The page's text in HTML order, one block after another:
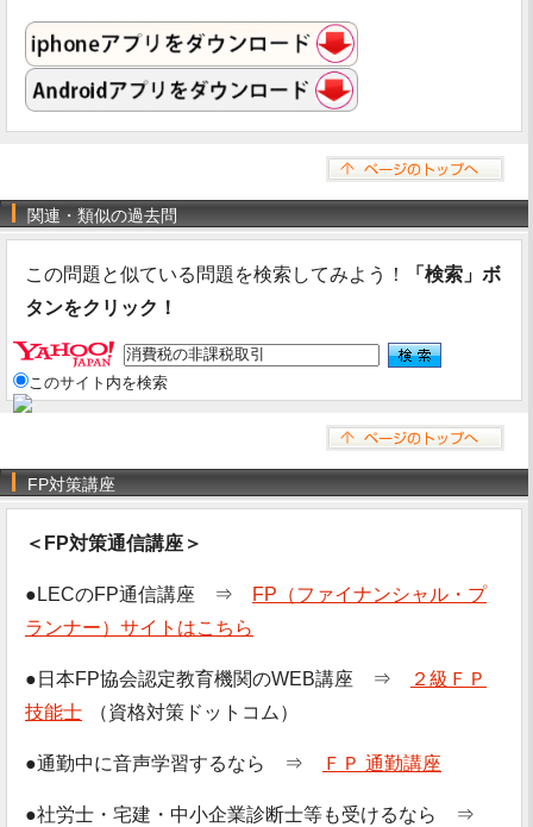
関連・類似の過去問
この問題と似ている問題を検索してみよう！
「検索」ボ
タンをクリック！
このサイト内を検索
FP対策講座
＜FP対策通信講座＞
●LECのFP通信講座 ⇒
FP（ファイナンシャル・プ
ランナー）サイトはこちら
●日本FP協会認定教育機関のWEB講座 ⇒
２級ＦＰ
技能士
（資格対策ドットコム）
●通勤中に音声学習するなら ⇒ ＦＰ 通勤講座
●社労士・宅建・中小企業診断士等も受けるなら ⇒